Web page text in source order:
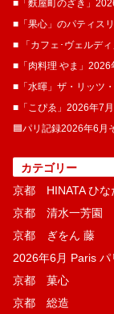
■「麩屋町のざき」
■「果心」のパティス
■ 「カフェ･ヴェルデ
■「肉料理 やま」2026
■「水暉」ザ・リッツ
■「こぴゑ」2026年7
🟦パリ記録2026年6
カテゴリー
京都 HINATA ひな
京都 清水一芳園
京都 ぎをん 藤
2026年6月 Paris パ
京都 菓​心
京都 総造